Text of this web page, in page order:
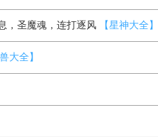
，圣魔魂，连打逐风 【星神大全】
大全】